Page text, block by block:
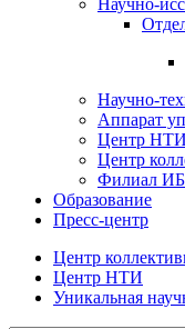
Научно-
Аппарат
Центр НТИ
Центр
Филиал
Образование
Пресс-центр
Центр
Центр НТИ
Уникальная